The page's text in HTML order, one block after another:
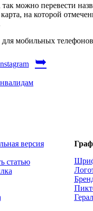
можно перевести
на которой
для мобильных
➥
версия
статью